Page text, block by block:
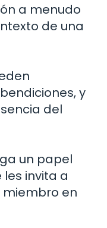
a menudo
de una
y
del
un papel
invita a
miembro en